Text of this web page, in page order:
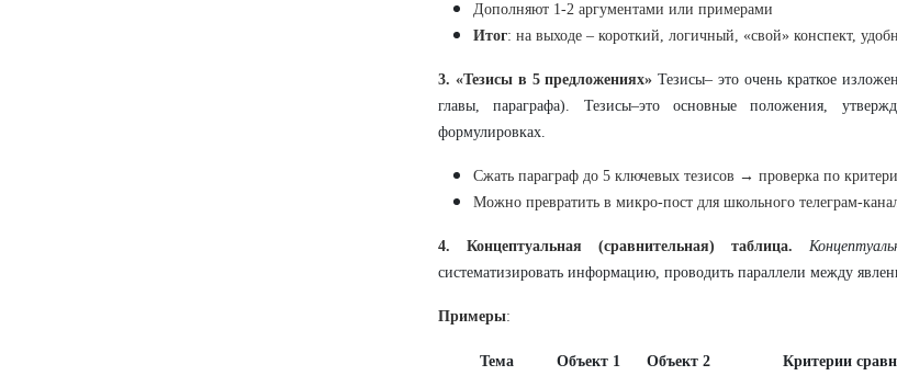
Дополняют 1-2 аргументами или примерами
Итог: на выходе – короткий, логичный, «свой» конспект,
3. «Тезисы в 5 предложениях» Тезисы– это очень краткое
главы, параграфа). Тезисы–это основные положения,
формулировках.
Сжать параграф до 5 ключевых тезисов → проверка по
Можно превратить в микро-пост для школьного телеграм-
4. Концептуальная (сравнительная) таблица.
систематизировать информацию, проводить параллели между
Примеры:
Тема Объект 1 Объект 2 Критерии